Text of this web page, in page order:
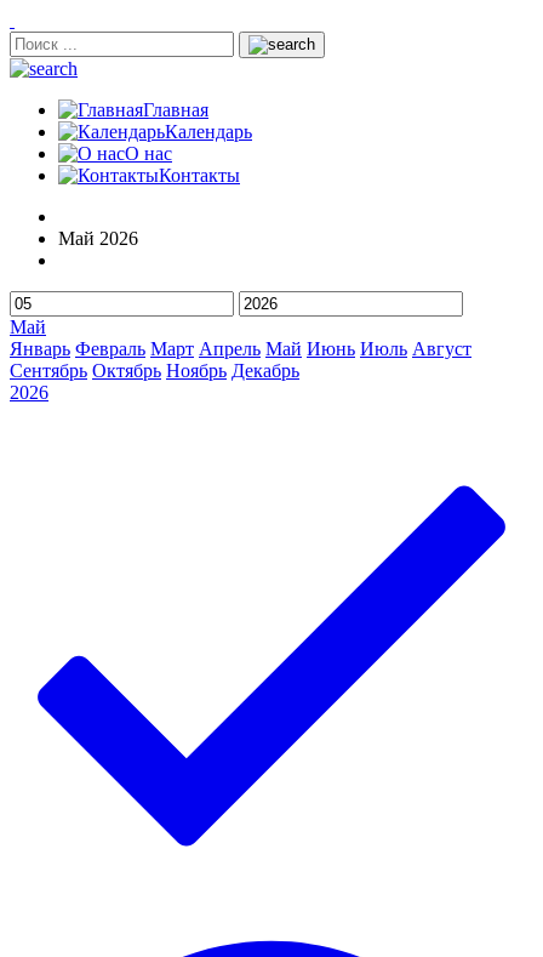
Главная
Календарь
О нас
Контакты
Май 2026
Май
Январь Февраль Март Апрель Май Июнь Июль Август
Сентябрь Октябрь Ноябрь Декабрь
2026